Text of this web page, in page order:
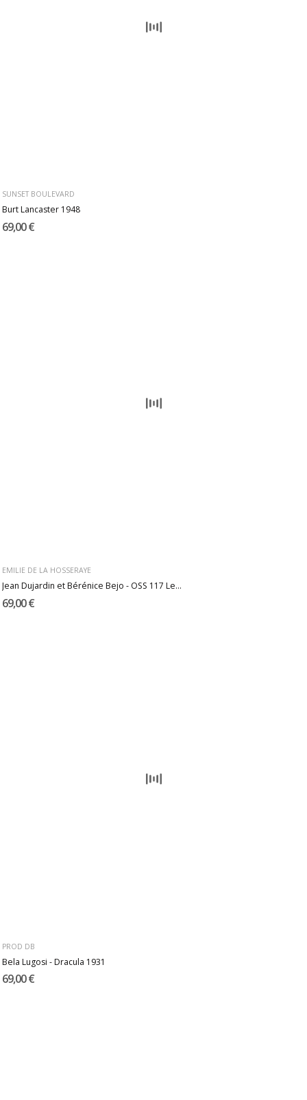
SUNSET BOULEVARD
Burt Lancaster 1948
69,00 €
EMILIE DE LA HOSSERAYE
Jean Dujardin et Bérénice Bejo - OSS 117 Le...
69,00 €
PROD DB
Bela Lugosi - Dracula 1931
69,00 €